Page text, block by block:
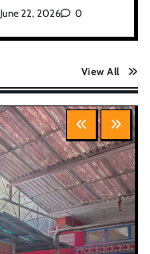
June 22, 2026 0
View All